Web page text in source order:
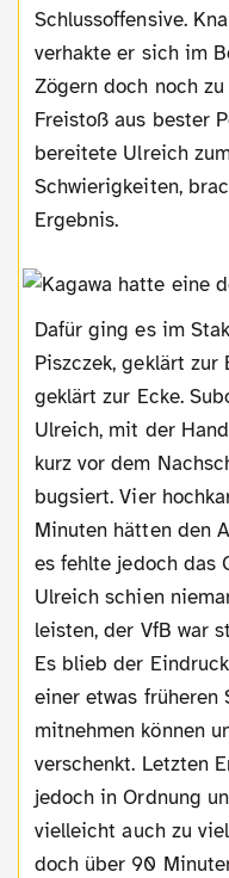
Schlussoffensive.
verhakte er sich im
Zögern doch noch
Freistoß aus bester
bereitete Ulreich
Schwierigkeiten,
Ergebnis.
Dafür ging es im Stakkato weiter: Schöner Angriff
Piszczek, geklärt zur
geklärt zur Ecke.
Ulreich, mit der
kurz vor dem
bugsiert. Vier
Minuten hätten den
es fehlte jedoch das
Ulreich schien
leisten, der VfB war
Es blieb der
einer etwas früheren
mitnehmen können
verschenkt. Letzten
jedoch in Ordnung
vielleicht auch zu
doch über 90